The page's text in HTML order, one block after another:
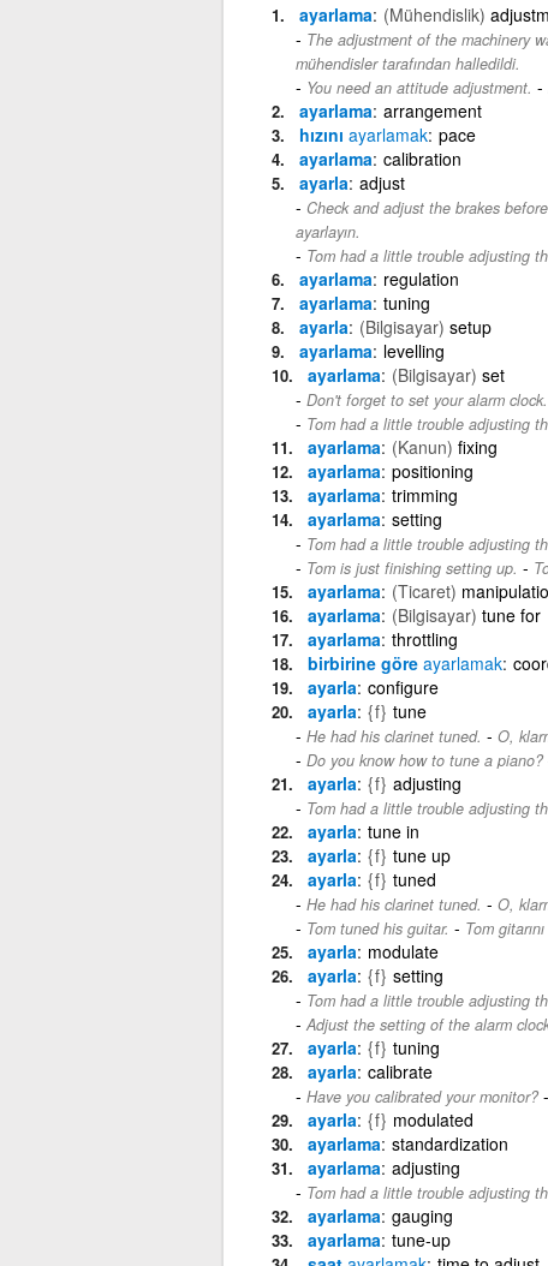
ayarlama (Mühendislik)
The adjustment of the machinery
mühendisler tarafından halledildi.
You need an attitude adjustment. -
ayarlama arrangement
hızını ayarlamak pace
ayarlama calibration
ayarla adjust
Check and adjust the brakes
ayarlayın.
Tom had a little trouble adjusting
ayarlama regulation
ayarlama tuning
ayarla (Bilgisayar) setup
ayarlama levelling
ayarlama (Bilgisayar) set
Don't forget to set your alarm clock.
Tom had a little trouble adjusting
ayarlama (Kanun) fixing
ayarlama positioning
ayarlama trimming
ayarlama setting
Tom had a little trouble adjusting
Tom is just finishing setting up. -
ayarlama (Ticaret)
ayarlama (Bilgisayar) tune for
ayarlama throttling
birbirine göre ayarlamak
ayarla configure
ayarla {f} tune
He had his clarinet tuned. - O,
Do you know how to tune a piano?
ayarla {f} adjusting
Tom had a little trouble adjusting
ayarla tune in
ayarla {f} tune up
ayarla {f} tuned
He had his clarinet tuned. - O,
Tom tuned his guitar. - Tom
ayarla modulate
ayarla {f} setting
Tom had a little trouble adjusting
Adjust the setting of the alarm
ayarla {f} tuning
ayarla calibrate
Have you calibrated your monitor?-
ayarla {f} modulated
ayarlama standardization
ayarlama adjusting
Tom had a little trouble adjusting
ayarlama gauging
ayarlama tune-up